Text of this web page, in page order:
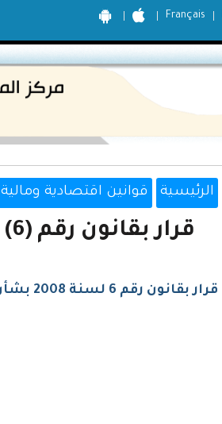
Français
الرئيسية قوانين اقتصادية ومالية
قرار بقانون رقم (6) لسنة 2008 بشأن تعديل قانون الشركات
قرار بقانون رقم 6 لسنة 2008 بشأن تعديل قانون الشركات